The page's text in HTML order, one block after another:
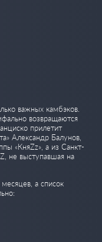
важных камбэков.
возвращаются
прилетит
Александр Балунов,
«КняZz», а из Санкт-
не выступавшая на
а список